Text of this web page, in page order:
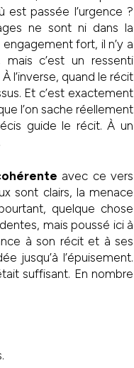
passée l’urgence ?
ne sont ni dans la
fort, il n’y a
c’est un ressenti
l’inverse, quand le récit
Et c’est exactement
l’on sache réellement
guide le récit. À un
avec ce vers
sont clairs, la menace
quelque chose
mais poussé ici à
à son récit et à ses
jusqu’à l’épuisement.
suffisant. En nombre